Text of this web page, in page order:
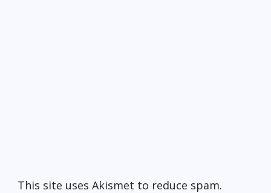
This site uses Akismet to reduce spam.